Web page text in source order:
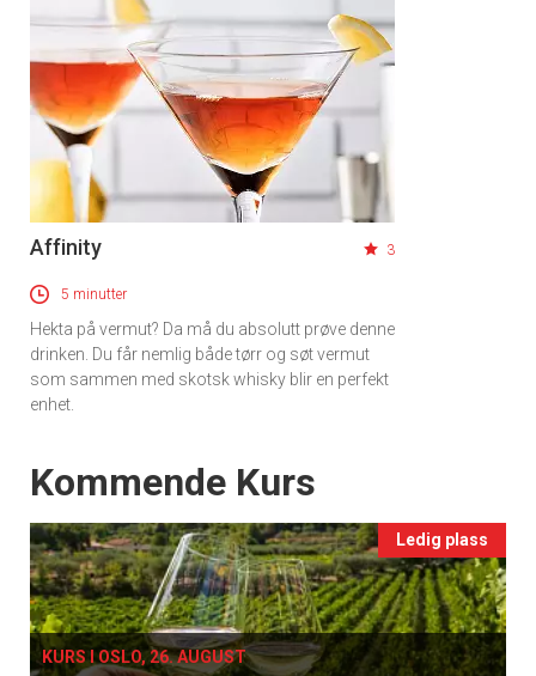
Få ukentlige nyhetsbrev fra
Apéritif
Vi tilbyr flere ukentlige nyhetsbrev. Du
kan fritt velge hvilke du ønsker å få
tilsendt.
Registrer deg
Affinity 3
5 minutter
Hekta på vermut? Da må du absolutt prøve denne
drinken. Du får nemlig både tørr og søt vermut
som sammen med skotsk whisky blir en perfekt
enhet.
Events
Kommende Kurs
Ledig plass
KURS I OSLO, 26. AUGUST